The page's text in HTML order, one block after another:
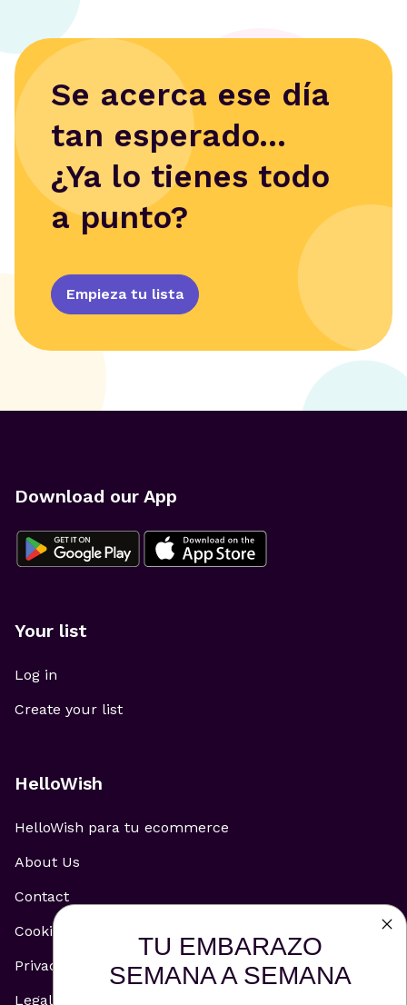
Se acerca ese día
tan esperado...
¿Ya lo tienes todo
a punto?
Empieza tu lista
Download our App
Your list
Log in
Create your list
HelloWish
HelloWish para tu ecommerce
About Us
Contact
Cookie Policy
Privacy Policy
Legal Notice
TU EMBARAZO
SEMANA A SEMANA